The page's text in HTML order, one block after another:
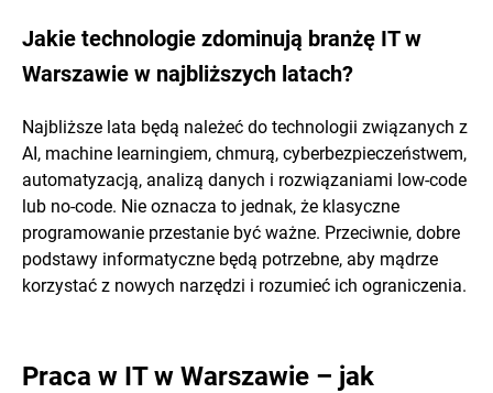
Jakie technologie zdominują branżę IT w
Warszawie w najbliższych latach?
Najbliższe lata będą należeć do technologii związanych z
AI, machine learningiem, chmurą, cyberbezpieczeństwem,
automatyzacją, analizą danych i rozwiązaniami low-code
lub no-code. Nie oznacza to jednak, że klasyczne
programowanie przestanie być ważne. Przeciwnie, dobre
podstawy informatyczne będą potrzebne, aby mądrze
korzystać z nowych narzędzi i rozumieć ich ograniczenia.
Praca w IT w Warszawie – jak